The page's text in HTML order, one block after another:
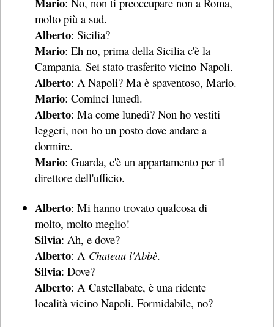
molto più a sud.
Alberto: Sicilia?
Mario: Eh no, prima della Sicilia c'è la
Campania. Sei stato trasferito vicino Napoli.
Alberto: A Napoli? Ma è spaventoso, Mario.
Mario: Cominci lunedì.
Alberto: Ma come lunedì? Non ho vestiti
leggeri, non ho un posto dove andare a
dormire.
Mario: Guarda, c'è un appartamento per il
direttore dell'ufficio.
Alberto: Mi hanno trovato qualcosa di
molto, molto meglio!
Silvia: Ah, e dove?
Alberto: A Chateau l'Abbè.
Silvia: Dove?
Alberto: A Castellabate, è una ridente
località vicino Napoli. Formidabile, no?